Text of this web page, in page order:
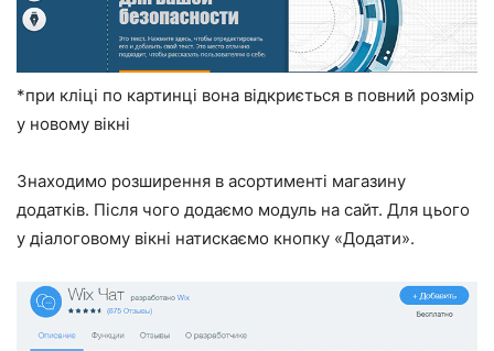
*при кліці по картинці вона відкриється в повний розмір
у новому вікні
Знаходимо розширення в асортименті магазину
додатків. Після чого додаємо модуль на сайт. Для цього
у діалоговому вікні натискаємо кнопку «Додати».